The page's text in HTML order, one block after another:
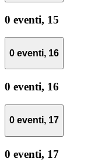
0 eventi, 15
0 eventi, 16
0 eventi, 16
0 eventi, 17
0 eventi, 17